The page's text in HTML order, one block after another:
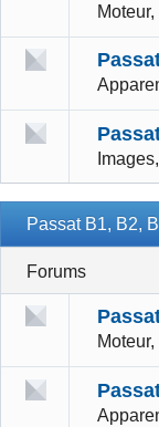
Passat B1, B2,
Forums